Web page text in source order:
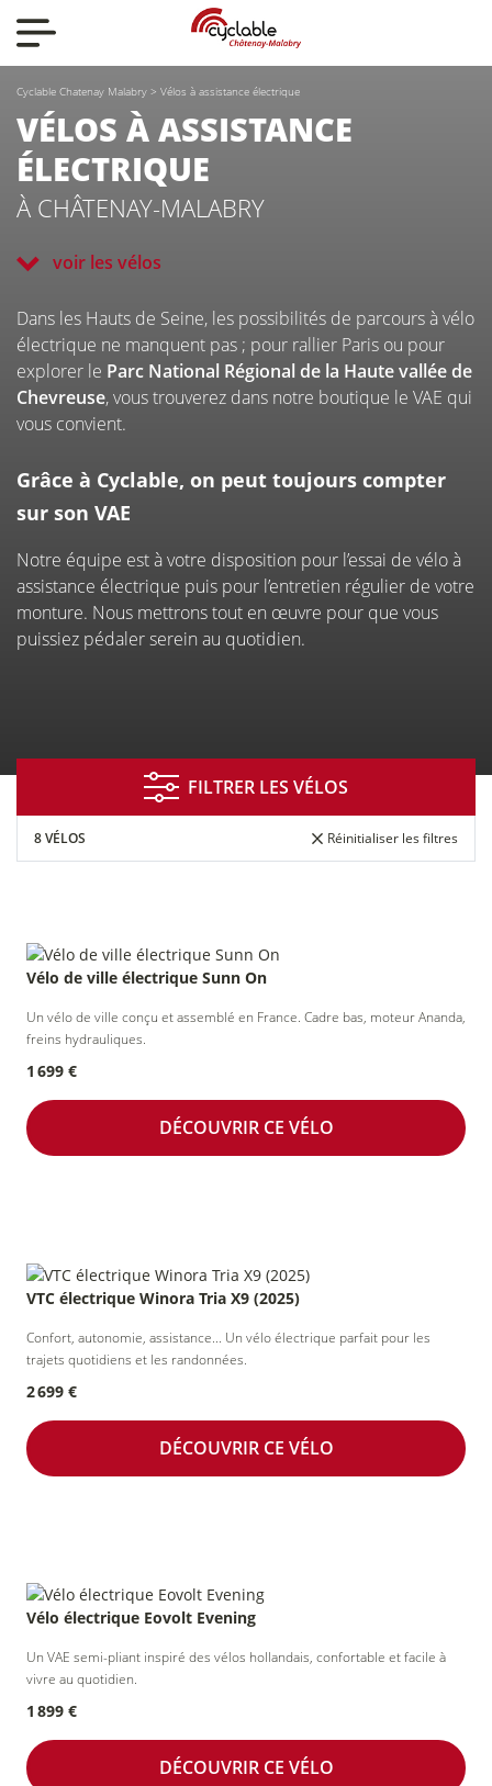
Nos actualités
Nos vélos
Qui sommes-nous ?
Nous contacter
CYCLABLE
À CHÂTENAY-MALABRY
réparation
Essai de
vélos
Financement
&
Accueil
VÉLOS À ASSISTANCE
ÉLECTRIQUE
À CHÂTENAY-MALABRY
Dans les Hauts de Seine, les possibilités de parcours à vélo
électrique ne manquent pas ; pour rallier Paris ou pour
explorer le Parc National Régional de la Haute vallée de
Chevreuse, vous trouverez dans notre boutique le VAE qui
vous convient.
Grâce à Cyclable, on peut toujours compter
sur son VAE
Notre équipe est à votre disposition pour l’essai de vélo à
assistance électrique puis pour l’entretien régulier de votre
monture. Nous mettrons tout en œuvre pour que vous
puissiez pédaler serein au quotidien.
voir les vélos
Cyclable Chatenay Malabry > Vélos à assistance électrique
FILTRER LES VÉLOS
8 VÉLOS Réinitialiser les filtres
Vélo de ville électrique Sunn On
Un vélo de ville conçu et assemblé en France. Cadre bas, moteur Ananda,
freins hydrauliques.
1 699 €
DÉCOUVRIR CE VÉLO
VTC électrique Winora Tria X9 (2025)
Confort, autonomie, assistance... Un vélo électrique parfait pour les
trajets quotidiens et les randonnées.
2 699 €
DÉCOUVRIR CE VÉLO
Vélo électrique Eovolt Evening
Un VAE semi-pliant inspiré des vélos hollandais, confortable et facile à
vivre au quotidien.
1 899 €
DÉCOUVRIR CE VÉLO